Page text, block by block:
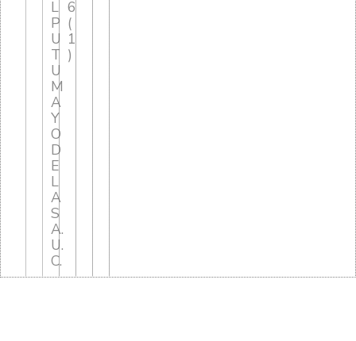
L
P
U
T
U
M
A
Y
O
D
E
L
A
S
A.
U.
C.
6
(
1
)